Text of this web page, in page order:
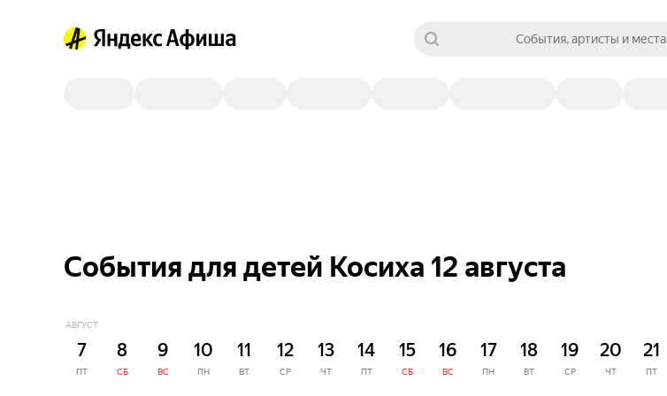
События, артисты и места
События для детей Косиха 12 августа
АВГУСТ
7
ПТ
8
СБ
9
ВС
10
ПН
11
ВТ
12
СР
13
ЧТ
14
ПТ
15
СБ
16
ВС
17
ПН
18
ВТ
19
СР
20
ЧТ
21
ПТ